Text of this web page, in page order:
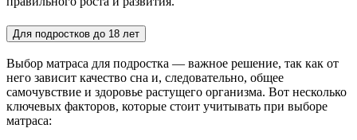
Для подростков до 18 лет
Выбор матраса для подростка — важное решение, так как от
него зависит качество сна и, следовательно, общее
самочувствие и здоровье растущего организма. Вот несколько
ключевых факторов, которые стоит учитывать при выборе
матраса: